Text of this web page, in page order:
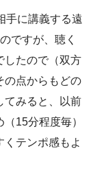
手に講義する遠
ですが、聴く
したので（双方
の点からもどの
てみると、以前
15分程度毎）
テンポ感もよ